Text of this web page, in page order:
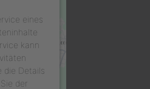
eines
kann
die Details
der